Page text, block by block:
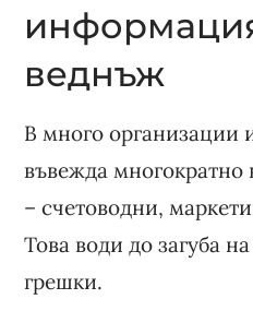
веднъж
В много организации
въвежда многократно
– счетоводни,
Това води до загуба
грешки.